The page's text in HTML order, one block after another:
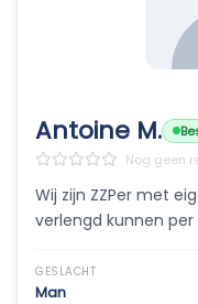
Antoine M.
Nog geen
Wij zijn ZZPer met
verlengd kunnen
GESLACHT
Man